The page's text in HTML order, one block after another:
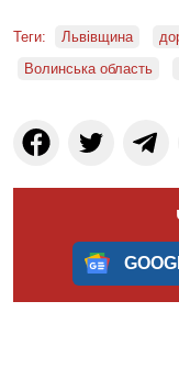
Теги: Львівщина
Волинська область